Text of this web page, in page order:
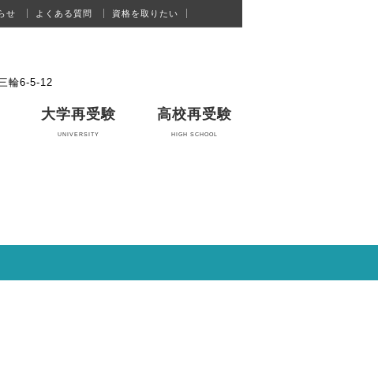
せ よくある質問 資格を取りたい
輪6-5-12
大学再受験
UNIVERSITY
高校再受験
HIGH SCHOOL